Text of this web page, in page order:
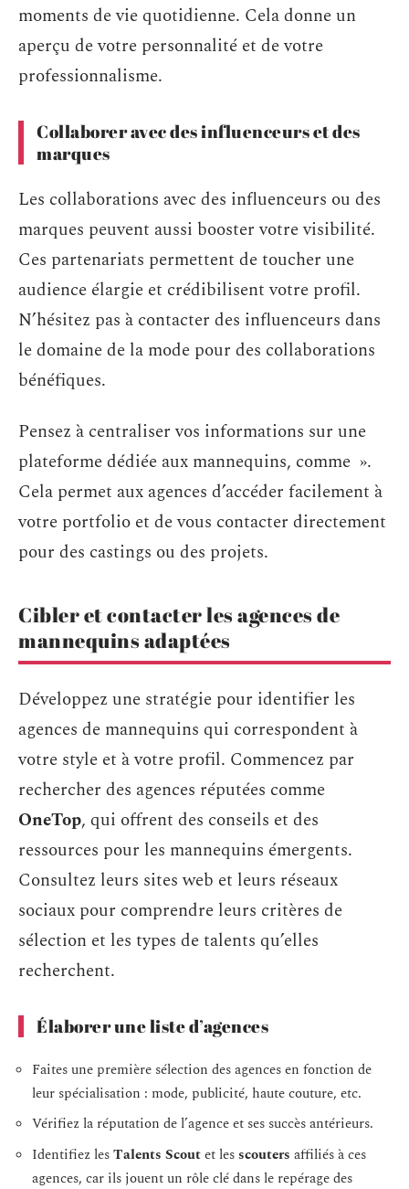
moments de vie quotidienne. Cela donne un
aperçu de votre personnalité et de votre
professionnalisme.
Collaborer avec des influenceurs et des
marques
Les collaborations avec des influenceurs ou des
marques peuvent aussi booster votre visibilité.
Ces partenariats permettent de toucher une
audience élargie et crédibilisent votre profil.
N’hésitez pas à contacter des influenceurs dans
le domaine de la mode pour des collaborations
bénéfiques.
Pensez à centraliser vos informations sur une
plateforme dédiée aux mannequins, comme ».
Cela permet aux agences d’accéder facilement à
votre portfolio et de vous contacter directement
pour des castings ou des projets.
Cibler et contacter les agences de
mannequins adaptées
Développez une stratégie pour identifier les
agences de mannequins qui correspondent à
votre style et à votre profil. Commencez par
rechercher des agences réputées comme
OneTop, qui offrent des conseils et des
ressources pour les mannequins émergents.
Consultez leurs sites web et leurs réseaux
sociaux pour comprendre leurs critères de
sélection et les types de talents qu’elles
recherchent.
Élaborer une liste d’agences
Faites une première sélection des agences en fonction de
leur spécialisation : mode, publicité, haute couture, etc.
Vérifiez la réputation de l’agence et ses succès antérieurs.
Identifiez lesTalents Scoutet lesscouters affiliés à ces
agences, car ils jouent un rôle clé dans le repérage des